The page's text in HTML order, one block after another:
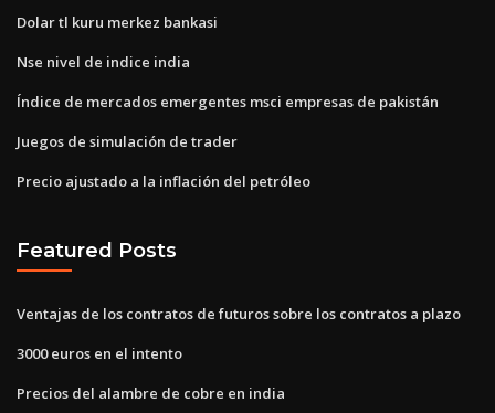
Dolar tl kuru merkez bankasi
Nse nivel de indice india
Índice de mercados emergentes msci empresas de pakistán
Juegos de simulación de trader
Precio ajustado a la inflación del petróleo
Featured Posts
Ventajas de los contratos de futuros sobre los contratos a plazo
3000 euros en el intento
Precios del alambre de cobre en india